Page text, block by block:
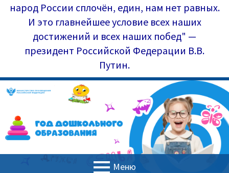
народ России сплочён, един, нам нет равных.
И это главнейшее условие всех наших
достижений и всех наших побед" —
президент Российской Федерации В.В.
Путин.
Меню